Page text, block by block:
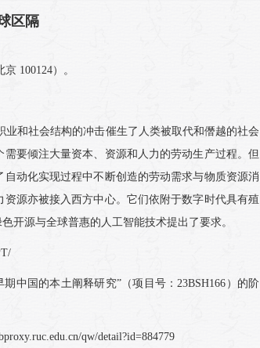
区隔
100124）。
业和社会结构的冲击催生了人类被取代和僭越的社会
要倾注大量资本、资源和人力的劳动生产过程。但
动化实现过程中不断创造的劳动需求与物质资源消
源亦被接入西方中心。它们依附于数字时代具有殖
开源与全球普惠的人工智能技术提出了要求。
中国的本土阐释研究”（项目号：23BSH166）的阶
qw/detail?id=884779